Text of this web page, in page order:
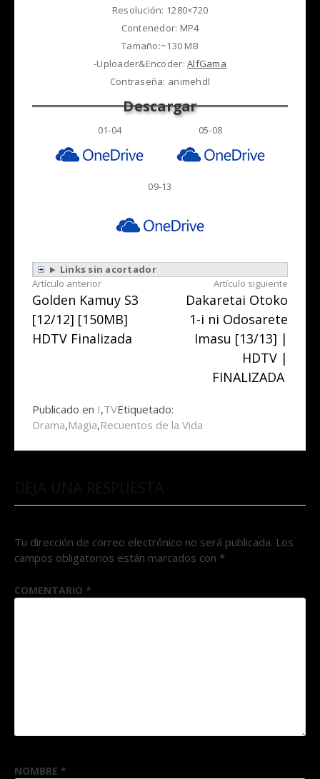
Resolución: 1280×720
Contenedor: MP4
Tamaño:~130 MB
-Uploader&Encoder:AlfGama
Contraseña: animehdl
01-04 05-08
09-13
Links sin acortador
Seguir
leyendo
Artículo anterior
Golden Kamuy S3
[12/12] [150MB]
HDTV Finalizada
Artículo siguiente
Dakaretai Otoko
1-i ni Odosarete
Imasu [13/13] |
HDTV |
FINALIZADA
Publicado en I,TVEtiquetado:
Drama,Magia,Recuentos de la Vida
Tu dirección de correo electrónico no será publicada. Los
campos obligatorios están marcados con *
COMENTARIO *
NOMBRE *